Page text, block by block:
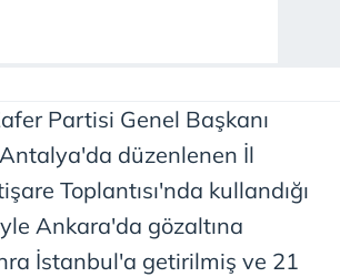
Partisi Genel Başkanı
düzenlenen İl
Toplantısı'nda kullandığı
Ankara'da gözaltına
İstanbul'a getirilmiş ve 21